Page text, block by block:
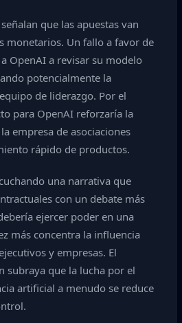
que las apuestas van
monetarios. Un fallo a favor de
OpenAI a revisar su modelo
potencialmente la
de liderazgo. Por el
para OpenAI reforzaría la
empresa de asociaciones
rápido de productos.
una narrativa que
con un debate más
ejercer poder en una
más concentra la influencia
y empresas. El
subraya que la lucha por el
artificial a menudo se reduce